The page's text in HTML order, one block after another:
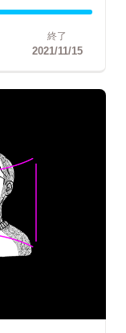
終了
2021/11/15